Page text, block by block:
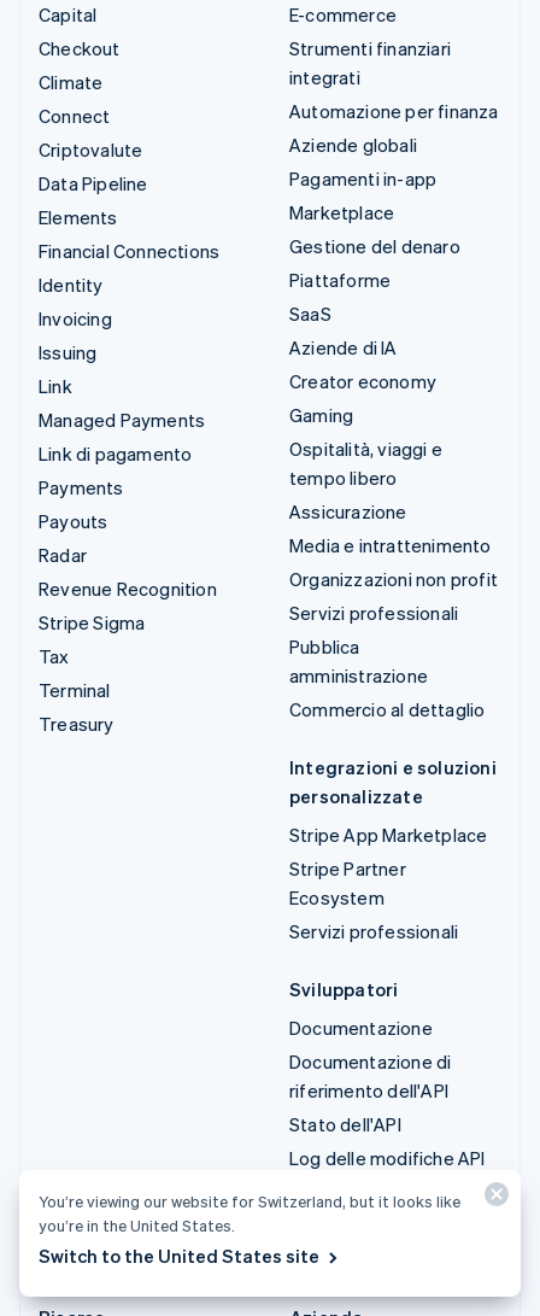
Capital
Checkout
Climate
Connect
Criptovalute
Data Pipeline
Elements
Financial Connections
Identity
Invoicing
Issuing
Link
Managed Payments
Link di pagamento
Payments
Payouts
Radar
Revenue Recognition
Stripe Sigma
Tax
Terminal
Treasury
E-commerce
Strumenti finanziari
integrati
Automazione per finanza
Aziende globali
Pagamenti in-app
Marketplace
Gestione del denaro
Piattaforme
SaaS
Aziende di IA
Creator economy
Gaming
Ospitalità, viaggi e
tempo libero
Assicurazione
Media e intrattenimento
Organizzazioni non profit
Servizi professionali
Pubblica
amministrazione
Commercio al dettaglio
Integrazioni e soluzioni
personalizzate
Stripe App Marketplace
Stripe Partner
Ecosystem
Servizi professionali
Sviluppatori
Documentazione
Documentazione di
riferimento dell'API
Stato dell'API
Log delle modifiche API
Librerie e SDK
Blog degli sviluppatori
You’re viewing our website for Switzerland, but it looks like
you’re in the United States.
Switch to the United States site